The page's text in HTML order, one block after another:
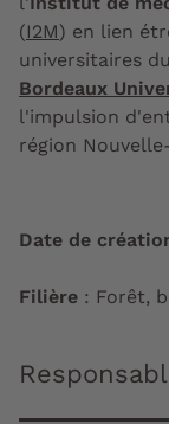
(I2M) en lien
universitaires
Bordeaux
l'impulsion
région
Date de
Filière : Forêt,